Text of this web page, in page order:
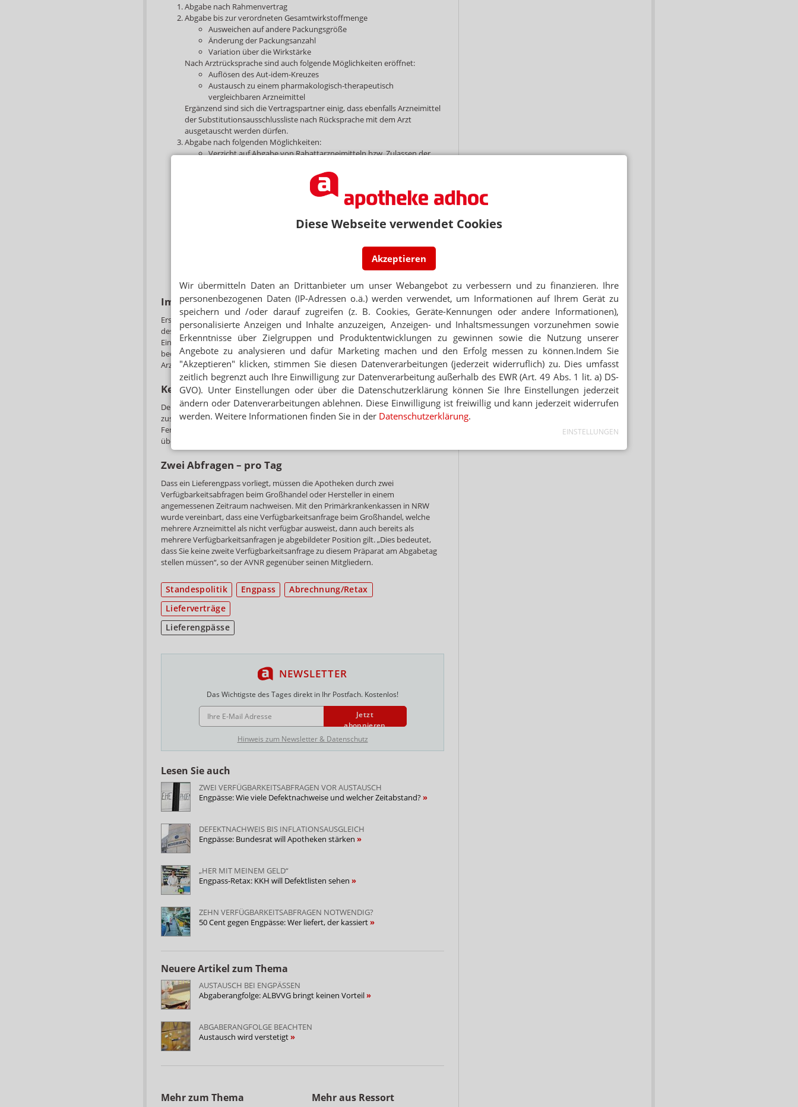
Diese Webseite verwendet Cookies
Akzeptieren
Wir übermitteln Daten an Drittanbieter um unser Webangebot zu verbessern und zu finanzieren. Ihre
personenbezogenen Daten (IP-Adressen o.ä.) werden verwendet, um Informationen auf Ihrem Gerät zu
speichern und /oder darauf zugreifen (z. B. Cookies, Geräte-Kennungen oder andere Informationen),
personalisierte Anzeigen und Inhalte anzuzeigen, Anzeigen- und Inhaltsmessungen vorzunehmen sowie
Erkenntnisse über Zielgruppen und Produktentwicklungen zu gewinnen sowie die Nutzung unserer
Angebote zu analysieren und dafür Marketing machen und den Erfolg messen zu können.Indem Sie
"Akzeptieren" klicken, stimmen Sie diesen Datenverarbeitungen (jederzeit widerruflich) zu. Dies umfasst
zeitlich begrenzt auch Ihre Einwilligung zur Datenverarbeitung außerhalb des EWR (Art. 49 Abs. 1 lit. a) DS-
GVO). Unter Einstellungen oder über die Datenschutzerklärung können Sie Ihre Einstellungen jederzeit
ändern oder Datenverarbeitungen ablehnen. Diese Einwilligung ist freiwillig und kann jederzeit widerrufen
werden. Weitere Informationen finden Sie in der Datenschutzerklärung.
EINSTELLUNGEN
Abgabe nach Rahmenvertrag
Abgabe bis zur verordneten Gesamtwirkstoffmenge
Ausweichen auf andere Packungsgröße
Änderung der Packungsanzahl
Variation über die Wirkstärke
Nach Arztrücksprache sind auch folgende Möglichkeiten eröffnet:
Auflösen des Aut-idem-Kreuzes
Austausch zu einem pharmakologisch-therapeutisch
vergleichbaren Arzneimittel
Ergänzend sind sich die Vertragspartner einig, dass ebenfalls Arzneimittel
der Substitutionsausschlussliste nach Rücksprache mit dem Arzt
ausgetauscht werden dürfen.
Abgabe nach folgenden Möglichkeiten:
Verzicht auf Abgabe von Rabattarzneimitteln bzw. Zulassen der
Berücksichtigung des gültigen Festbetrages innerhalb der
Belieferung von Arzneimitteln oberhalb des Festbetrages, wenn
kein Arzneimittel auf oder unter Festbetrag kurzfristig durch die
Apotheke beschafft werden kann. Die Mehrkosten trägt die
Rezepturherstellung bei Vorlage von Fertigarzneimittel-
Import als letzte Option
Erst wenn die Abgabe nach diesen Kriterien nicht möglich, besteht die Option
des Einzelimportes nach § 73 Arzneimittelgesetz (AMG). Bis zu einem
Einkaufspreis des verordneten und zu importierenden Arzneimittels von 60 Euro
bedarf es keiner Genehmigung. Die Preisberechnung erfolgt nach der
Arzneimittelpreisverordnung (AMPreisV).
Keine Teilmengen
Der Abgabe von Teilmengen wollten die Primärkassen laut AVNR nicht
zustimmen. „Insoweit können nur komplette Packungen eines
Fertigarzneimittels abgegeben werden. In diesem Fall ist eine neue Verordnung
über die nächstgrößere Packung durch den Arzt erforderlich.“
Zwei Abfragen – pro Tag
Dass ein Lieferengpass vorliegt, müssen die Apotheken durch zwei
Verfügbarkeitsabfragen beim Großhandel oder Hersteller in einem
angemessenen Zeitraum nachweisen. Mit den Primärkrankenkassen in NRW
wurde vereinbart, dass eine Verfügbarkeitsanfrage beim Großhandel, welche
mehrere Arzneimittel als nicht verfügbar ausweist, dann auch bereits als
mehrere Verfügbarkeitsanfragen je abgebildeter Position gilt. „Dies bedeutet,
dass Sie keine zweite Verfügbarkeitsanfrage zu diesem Präparat am Abgabetag
stellen müssen“, so der AVNR gegenüber seinen Mitgliedern.
Standespolitik Engpass
Abrechnung/Retax
Lieferverträge
Lieferengpässe
NEWSLETTER
Das Wichtigste des Tages direkt in Ihr Postfach. Kostenlos!
E-MAIL ADRESSE
Jetzt
abonnieren
Hinweis zum Newsletter & Datenschutz
Lesen Sie auch
ZWEI VERFÜGBARKEITSABFRAGEN VOR AUSTAUSCH
Engpässe: Wie viele Defektnachweise und welcher Zeitabstand?
DEFEKTNACHWEIS BIS INFLATIONSAUSGLEICH
Engpässe: Bundesrat will Apotheken stärken
„HER MIT MEINEM GELD“
Engpass-Retax: KKH will Defektlisten sehen
ZEHN VERFÜGBARKEITSABFRAGEN NOTWENDIG?
50 Cent gegen Engpässe: Wer liefert, der kassiert
Neuere Artikel zum Thema
AUSTAUSCH BEI ENGPÄSSEN
Abgaberangfolge: ALBVVG bringt keinen Vorteil
ABGABERANGFOLGE BEACHTEN
Austausch wird verstetigt
Mehr zum Thema Mehr aus Ressort